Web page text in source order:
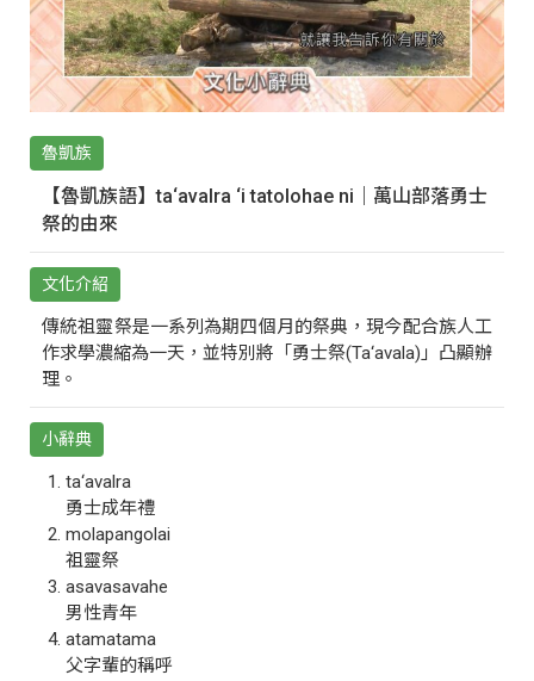
魯凱族
【魯凱族語】ta‘avalra ‘i tatolohae ni｜萬山部落勇士
祭的由來
文化介紹
傳統祖靈祭是一系列為期四個月的祭典，現今配合族人工
作求學濃縮為一天，並特別將「勇士祭(Ta‘avala)」凸顯辦
理。
小辭典
ta‘avalra
勇士成年禮
molapangolai
祖靈祭
asavasavahe
男性青年
atamatama
父字輩的稱呼